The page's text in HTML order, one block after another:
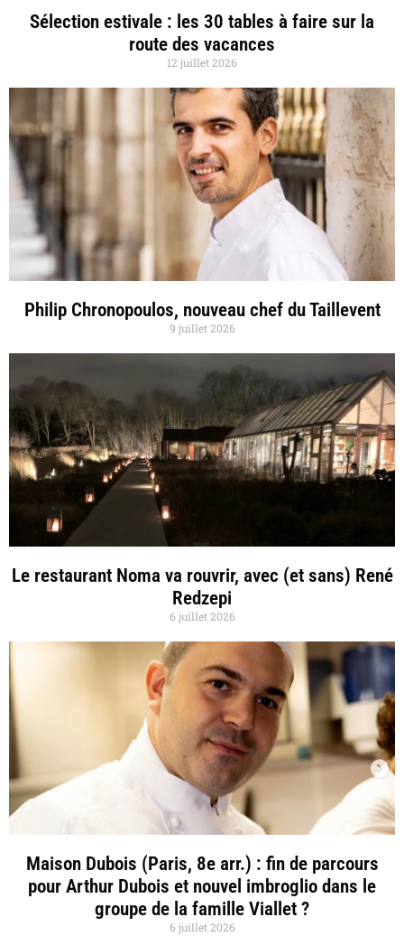
Sélection estivale : les 30 tables à faire sur la
route des vacances
12 juillet 2026
Philip Chronopoulos, nouveau chef du Taillevent
9 juillet 2026
Le restaurant Noma va rouvrir, avec (et sans) René
Redzepi
6 juillet 2026
Maison Dubois (Paris, 8e arr.) : fin de parcours
pour Arthur Dubois et nouvel imbroglio dans le
groupe de la famille Viallet ?
6 juillet 2026